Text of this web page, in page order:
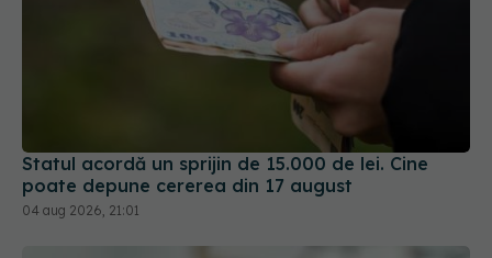
Statul acordă un sprijin de 15.000 de lei. Cine
poate depune cererea din 17 august
04 aug 2026, 21:01